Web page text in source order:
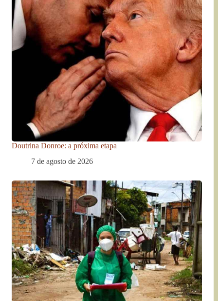
Doutrina Donroe: a próxima etapa
7 de agosto de 2026